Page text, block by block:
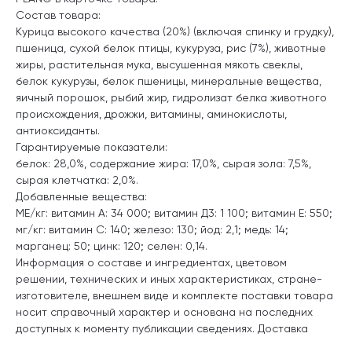
Состав товара:
Курица высокого качества (20%) (включая спинку и грудку),
пшеница, сухой белок птицы, кукуруза, рис (7%), животные
жиры, растительная мука, высушенная мякоть свеклы,
белок кукурузы, белок пшеницы, минеральные вещества,
яичный порошок, рыбий жир, гидролизат белка животного
происхождения, дрожжи, витамины, аминокислоты,
антиоксиданты.
Гарантируемые показатели:
белок: 28,0%, содержание жира: 17,0%, сырая зола: 7,5%,
сырая клетчатка: 2,0%.
Добавленные вещества:
МЕ/кг: витамин А: 34 000; витамин Д3: 1 100; витамин E: 550;
мг/кг: витамин C: 140; железо: 130; йод: 2,1; медь: 14;
марганец: 50; цинк: 120; селен: 0,14.
Информация о составе и ингредиентах, цветовом
решении, технических и иных характеристиках, стране-
изготовителе, внешнем виде и комплекте поставки товара
носит справочный характер и основана на последних
доступных к моменту публикации сведениях. Доставка